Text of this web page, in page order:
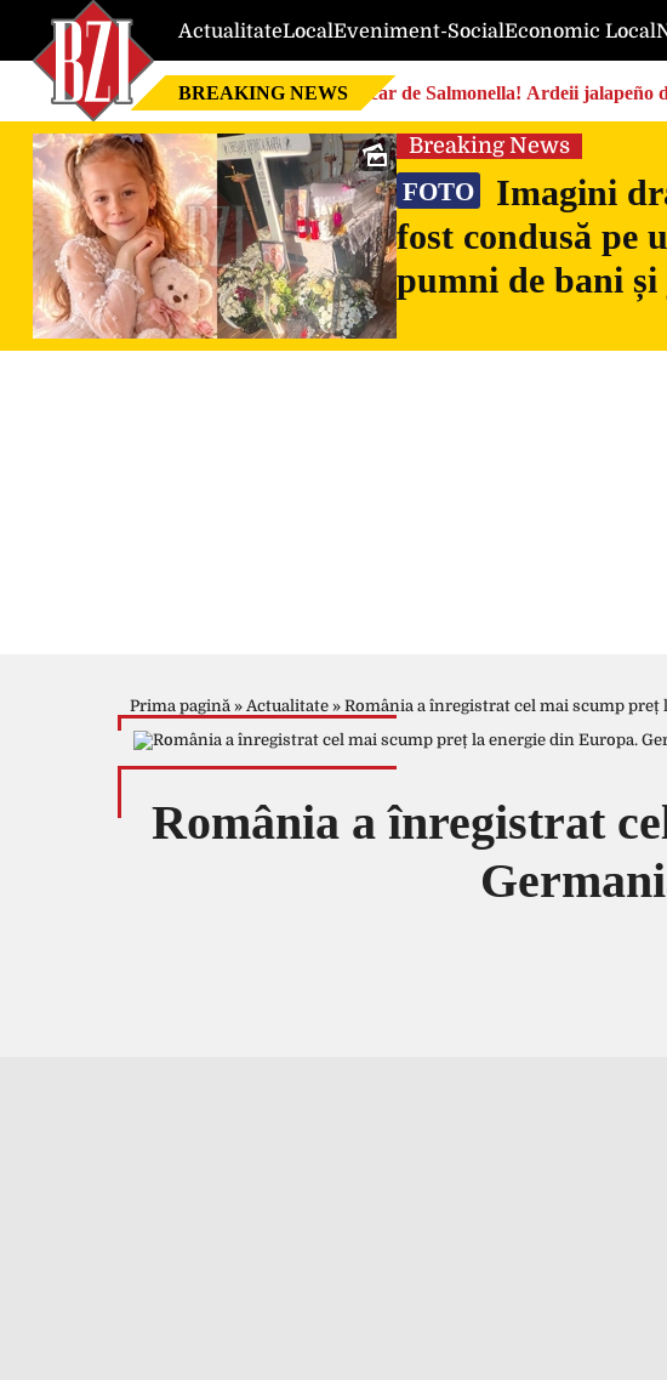
ActualitateLocalEveniment-SocialEconomic Local
BREAKING NEWS Focar de Salmonella! Ardeii
Breaking News
FOTO
Imagini
fost condusă pe
pumni de bani
Prima pagină » Actualitate » România a înregistrat cel mai scump preț
România a înregistrat